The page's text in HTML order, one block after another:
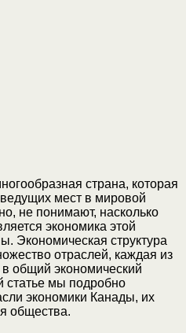
страна, которая
мест в мировой
не понимают, насколько
экономика этой
Экономическая структура
отраслей, каждая из
общий экономический
статье мы подробно
экономики Канады, их
общества.